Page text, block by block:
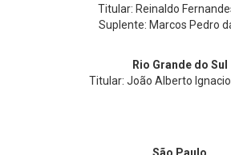
Titular: Reinaldo
Suplente: Marcos Pedro
Rio Grande do Sul
Titular: João Alberto